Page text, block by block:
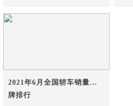
2021年6月全国轿车销量品
牌排行